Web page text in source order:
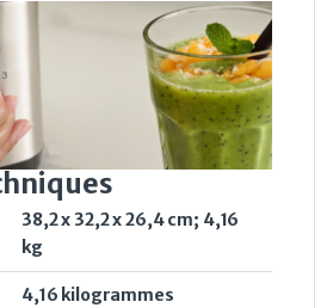
‎38,2 x 32,2 x 26,4 cm; 4,16
kg
‎4,16 kilogrammes